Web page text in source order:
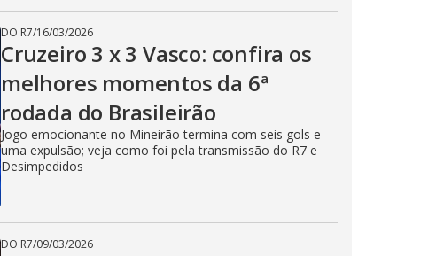
DO R7/16/03/2026
Cruzeiro 3 x 3 Vasco: confira os
melhores momentos da 6ª
rodada do Brasileirão
Jogo emocionante no Mineirão termina com seis gols e
uma expulsão; veja como foi pela transmissão do R7 e
Desimpedidos
DO R7/09/03/2026